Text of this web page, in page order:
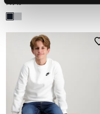
749 kr